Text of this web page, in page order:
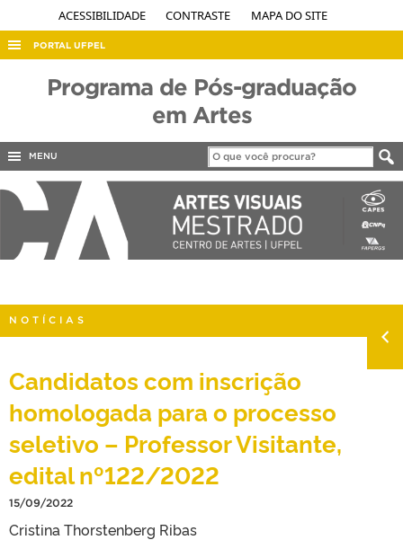
ACESSIBILIDADE CONTRASTE MAPA DO SITE
PORTAL UFPEL
EDITAIS
INTERNACIONAL
OUVIDORIA
TELEFONES
Programa de Pós-graduação
em Artes
MENU
NOTÍCIAS
Candidatos com inscrição
homologada para o processo
seletivo – Professor Visitante,
edital nº122/2022
15/09/2022
Cristina Thorstenberg Ribas